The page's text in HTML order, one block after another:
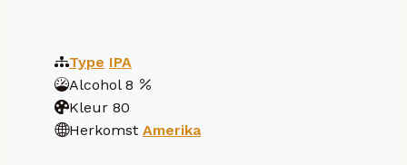
Type IPA
Alcohol 8
Kleur 80
Herkomst Amerika